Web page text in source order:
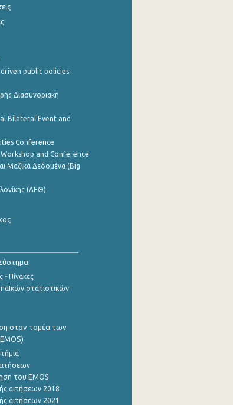
public policies
Διασυνοριακή
Bilateral Event and
Conference
and Conference
Μαζικά Δεδομένα (Big
(ΔΕΘ)
- Πίνακες
στατιστικών
στον τομέα των
του EMOS
αιτήσεων 2018
αιτήσεων 2021